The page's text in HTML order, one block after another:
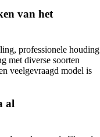
van het
professionele houding
met diverse soorten
veelgevraagd model is
al